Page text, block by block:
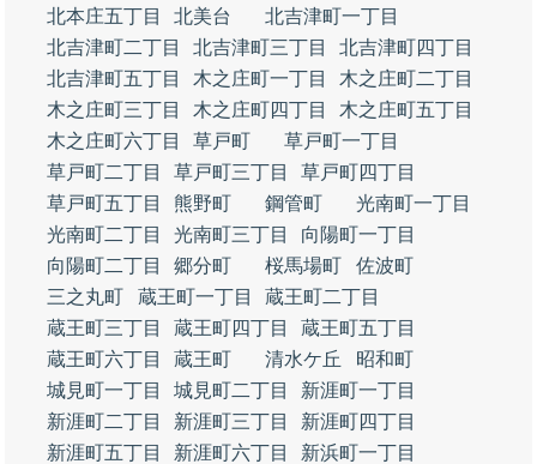
北本庄五丁目 北美台
北吉津町一丁目
北吉津町二丁目
北吉津町三丁目
北吉津町四丁目
北吉津町五丁目
木之庄町一丁目
木之庄町二丁目
木之庄町三丁目
木之庄町四丁目
木之庄町五丁目
木之庄町六丁目
草戸町
草戸町一丁目
草戸町二丁目
草戸町三丁目
草戸町四丁目
草戸町五丁目
熊野町 鋼管町
光南町一丁目
光南町二丁目
光南町三丁目
向陽町一丁目
向陽町二丁目
郷分町 桜馬場町
佐波町
三之丸町
蔵王町一丁目
蔵王町二丁目
蔵王町三丁目
蔵王町四丁目
蔵王町五丁目
蔵王町六丁目
蔵王町 清水ケ丘
昭和町
城見町一丁目
城見町二丁目
新涯町一丁目
新涯町二丁目
新涯町三丁目
新涯町四丁目
新涯町五丁目
新涯町六丁目
新浜町一丁目